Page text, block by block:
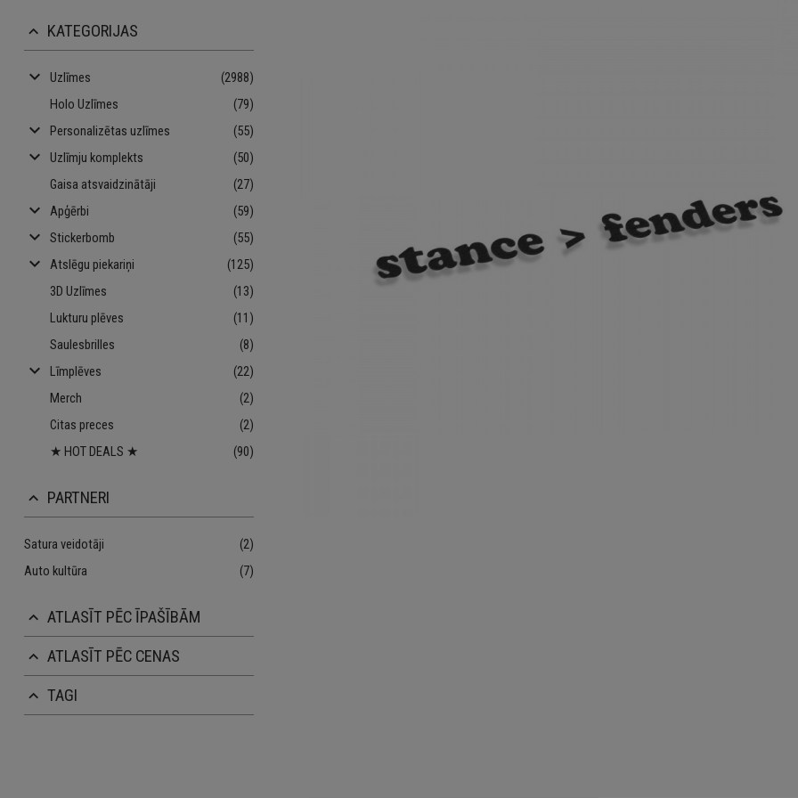
keyboard_arrow_up KATEGORIJAS
keyboard_arrow_down Uzlīmes
(2988)
Holo Uzlīmes
(79)
keyboard_arrow_down Personalizētas uzlīmes (55)
keyboard_arrow_down Uzlīmju komplekts
(50)
Gaisa atsvaidzinātāji
(27)
keyboard_arrow_down Apģērbi (59)
keyboard_arrow_down Stickerbomb (55)
keyboard_arrow_down Atslēgu piekariņi
(125)
3D Uzlīmes
(13)
Lukturu plēves
(11)
Saulesbrilles
(8)
keyboard_arrow_down Līmplēves
(22)
Merch
(2)
Citas preces
(2)
★ HOT DEALS ★
(90)
keyboard_arrow_up PARTNERI
Satura veidotāji
(2)
Auto kultūra
(7)
keyboard_arrow_up ATLASĪT PĒC ĪPAŠĪBĀM
keyboard_arrow_up ATLASĪT PĒC CENAS
keyboard_arrow_up TAGI